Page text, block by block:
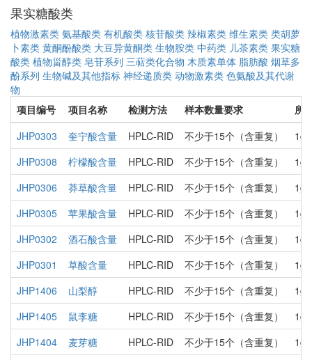
果实糖酸类
植物激素类 氨基酸类 有机酸类 核苷酸类 辣椒素类 维生素类 类胡萝
卜素类 黄酮酚酸类 大豆异黄酮类 生物胺类 中药类 儿茶素类 果实糖
酸类 植物甾醇类 皂苷系列 三萜类化合物 木质素单体 脂肪酸 烟草多
酚系列 生物碱及其他指标 神经递质类 动物激素类 色氨酸及其代谢
物
项目编号
项目名称 检测方法 样本数量要求
所
JHP0303
奎宁酸含量 HPLC-RID 不少于15个（含重复）
1g
JHP0308
柠檬酸含量 HPLC-RID 不少于15个（含重复）
1g
JHP0306
莽草酸含量 HPLC-RID 不少于15个（含重复）
1g
JHP0305
苹果酸含量 HPLC-RID 不少于15个（含重复）
1g
JHP0302
酒石酸含量 HPLC-RID 不少于15个（含重复）
1g
JHP0301
草酸含量 HPLC-RID 不少于15个（含重复）
1g
JHP1406
山梨醇 HPLC-RID 不少于15个（含重复）
1g
JHP1405
鼠李糖 HPLC-RID 不少于15个（含重复）
1g
JHP1404
麦芽糖 HPLC-RID 不少于15个（含重复）
1g